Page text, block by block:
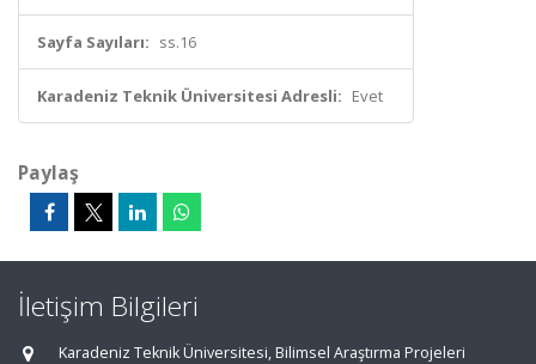
Sayfa Sayıları: ss.16
Karadeniz Teknik Üniversitesi Adresli: Evet
Paylaş
İletişim Bilgileri
Karadeniz Teknik Üniversitesi, Bilimsel Araştırma Projeleri